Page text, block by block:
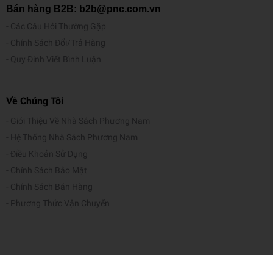
Bán hàng B2B: b2b@pnc.com.vn
Các Câu Hỏi Thường Gặp
Chính Sách Đổi/Trả Hàng
Quy Định Viết Bình Luận
Về Chúng Tôi
Giới Thiệu Về Nhà Sách Phương Nam
Hệ Thống Nhà Sách Phương Nam
Điều Khoản Sử Dụng
Chính Sách Bảo Mật
Chính Sách Bán Hàng
Phương Thức Vận Chuyển